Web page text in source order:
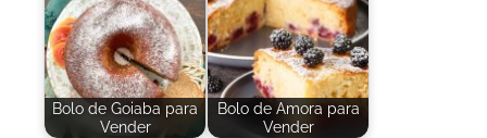
Bolo de Goiaba para
Vender
Bolo de Amora para
Vender